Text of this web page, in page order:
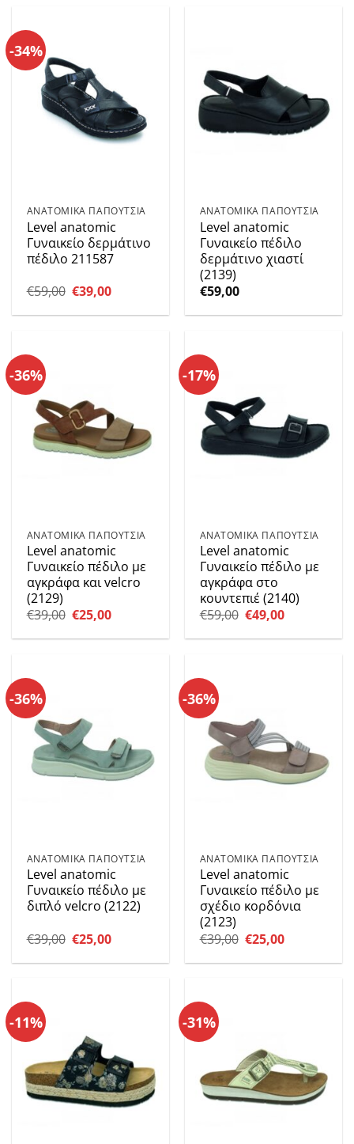
-34%
ΑΝΑΤΟΜΙΚΑ ΠΑΠΟΥΤΣΙΑ
Level anatomic
Γυναικείο δερμάτινο
πέδιλο 211587
€59,00 Original
price
was:
€39,00Η
τιμή
ΑΝΑΤΟΜΙΚΑ ΠΑΠΟΥΤΣΙΑ
Level anatomic
Γυναικείο πέδιλο
δερμάτινο χιαστί
(2139)
€59,00
-36%
ΑΝΑΤΟΜΙΚΑ ΠΑΠΟΥΤΣΙΑ
Level anatomic
Γυναικείο πέδιλο με
αγκράφα και velcro
(2129)
€39,00 Original
price
was:
€25,00Η
τιμή
-17%
ΑΝΑΤΟΜΙΚΑ ΠΑΠΟΥΤΣΙΑ
Level anatomic
Γυναικείο πέδιλο με
αγκράφα στο
κουντεπιέ (2140)
€59,00 Original
price
was:
€49,00Η
τιμή
-36%
ΑΝΑΤΟΜΙΚΑ ΠΑΠΟΥΤΣΙΑ
Level anatomic
Γυναικείο πέδιλο με
διπλό velcro (2122)
€39,00 Original
price
was:
€25,00Η
τιμή
-36%
ΑΝΑΤΟΜΙΚΑ ΠΑΠΟΥΤΣΙΑ
Level anatomic
Γυναικείο πέδιλο με
σχέδιο κορδόνια
(2123)
€39,00 Original
price
was:
€25,00Η
τιμή
-11% -31%